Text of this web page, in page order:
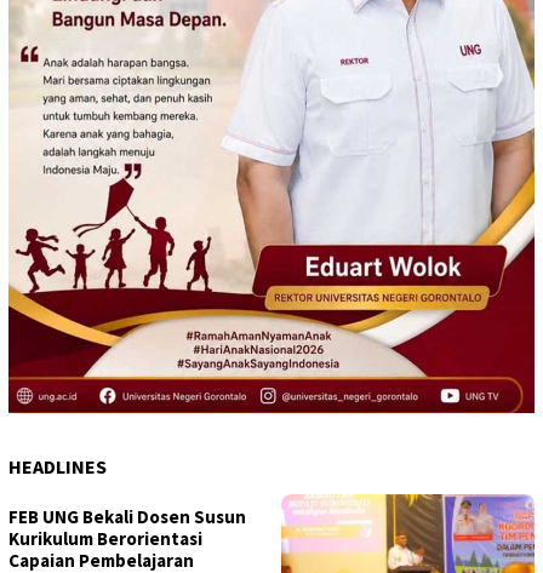
HEADLINES
FEB UNG Bekali Dosen Susun
Kurikulum Berorientasi
Capaian Pembelajaran